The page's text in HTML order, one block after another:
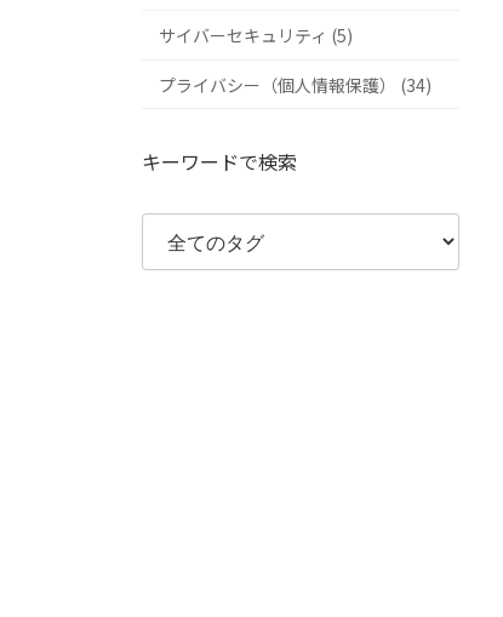
サイバーセキュリティ (5)
プライバシー（個人情報保護） (34)
キーワードで検索